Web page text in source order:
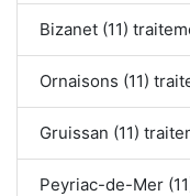
Bizanet (11)
Ornaisons (11)
Gruissan (11)
Peyriac-de-Mer